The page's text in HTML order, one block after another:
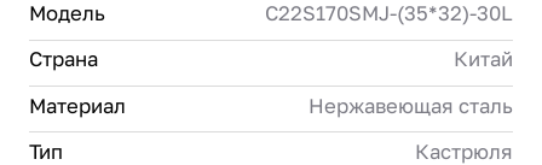
Модель
C22S170SMJ-(35*32)-30L
Страна
Китай
Материал
Нержавеющая сталь
Тип
Кастрюля